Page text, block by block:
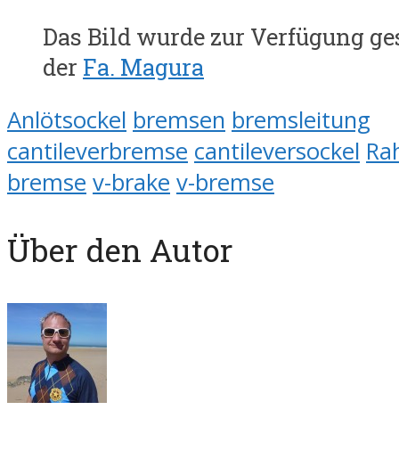
Das Bild wurde zur Verfügung
der Fa. Magura
Anlötsockel bremsen bremsleitung
cantileverbremse cantileversockel
bremse v-brake v-bremse
Über den Autor